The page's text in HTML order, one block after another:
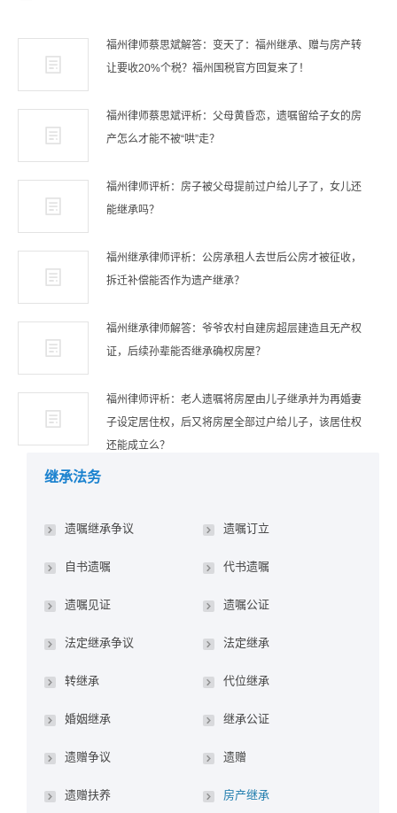
福州律师蔡思斌解答：变天了：福州继承、赠与房产转
让要收20%个税？福州国税官方回复来了！
福州律师蔡思斌评析：父母黄昏恋，遗嘱留给子女的房
产怎么才能不被“哄”走？
福州律师评析：房子被父母提前过户给儿子了，女儿还
能继承吗？
福州继承律师评析：公房承租人去世后公房才被征收，
拆迁补偿能否作为遗产继承？
福州继承律师解答：爷爷农村自建房超层建造且无产权
证，后续孙辈能否继承确权房屋？
福州律师评析：老人遗嘱将房屋由儿子继承并为再婚妻
子设定居住权，后又将房屋全部过户给儿子，该居住权
还能成立么？
继承法务
遗嘱继承争议 遗嘱订立
自书遗嘱 代书遗嘱
遗嘱见证 遗嘱公证
法定继承争议 法定继承
转继承 代位继承
婚姻继承 继承公证
遗赠争议 遗赠
遗赠扶养 房产继承